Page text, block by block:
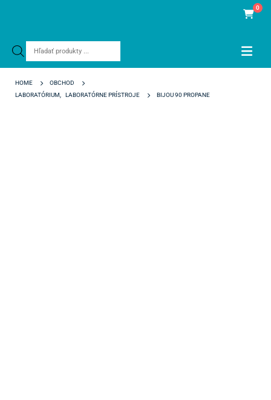
Products
0
HOME
OBCHOD
LABORATÓRIUM
LABORATÓRNE PRÍSTROJE BIJOU 90 PROPANE